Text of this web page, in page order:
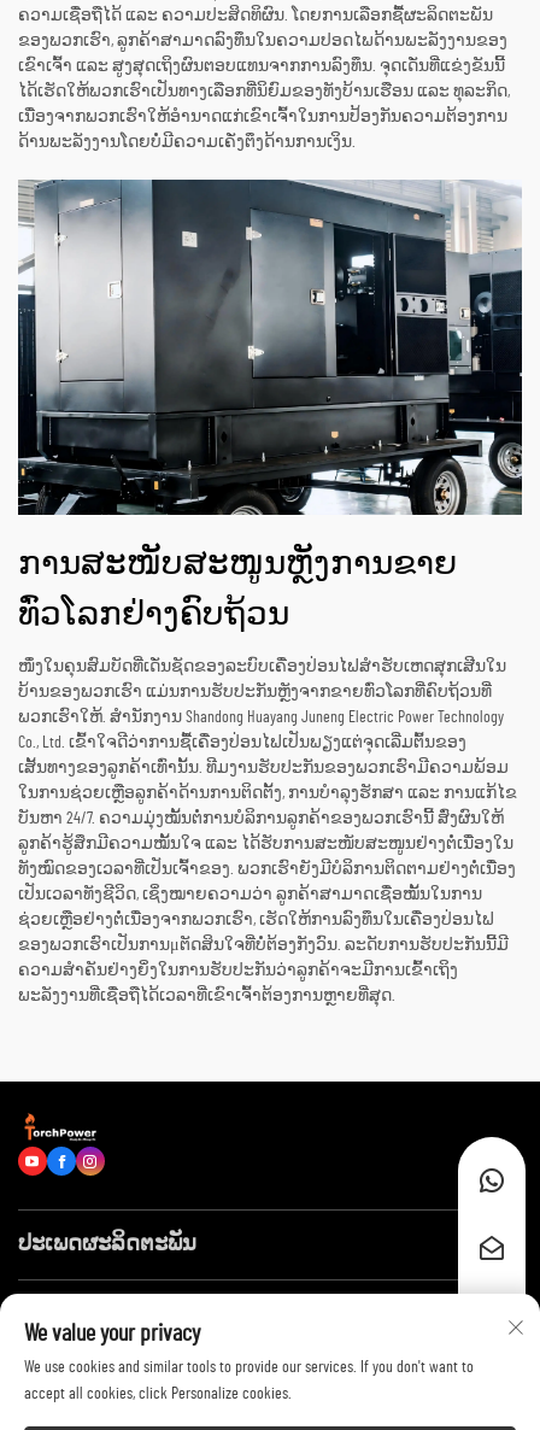
ຄວາມເຊື່ອຖືໄດ້ ແລະ ຄວາມປະສິດທິຜົນ. ໂດຍການເລືອກຊື້ຜະລິດຕະພັນ
ຂອງພວກເຮົາ, ລູກຄ້າສາມາດລົງທຶນໃນຄວາມປອດໄພດ້ານພະລັງງານຂອງ
ເຂົາເຈົ້າ ແລະ ສູງສຸດເຖິງຜົນຕອບແທນຈາກການລົງທຶນ. ຈຸດເດັ່ນທີ່ແຂ່ງຂັນນີ້
ໄດ້ເຮັດໃຫ້ພວກເຮົາເປັນທາງເລືອກທີ່ນິຍົມຂອງທັງບ້ານເຮືອນ ແລະ ທຸລະກິດ,
ເນື່ອງຈາກພວກເຮົາໃຫ້ອຳນາດແກ່ເຂົາເຈົ້າໃນການປ້ອງກັນຄວາມຕ້ອງການ
ດ້ານພະລັງງານໂດຍບໍ່ມີຄວາມເຄັ່ງຕຶງດ້ານການເງິນ.
ການສະໜັບສະໜູນຫຼັງການຂາຍ
ທົ່ວໂລກຢ່າງຄົບຖ້ວນ
ໜຶ່ງໃນຄຸນສົມບັດທີ່ເດັ່ນຊັດຂອງລະບົບເຄື່ອງປ່ອນໄຟສຳຮັບເຫດສຸກເສີນໃນ
ບ້ານຂອງພວກເຮົາ ແມ່ນການຮັບປະກັນຫຼັງຈາກຂາຍທົ່ວໂລກທີ່ຄົບຖ້ວນທີ່
ພວກເຮົາໃຫ້. ສຳນັກງານ Shandong Huayang Juneng Electric Power Technology
Co., Ltd. ເຂົ້າໃຈດີວ່າການຊື້ເຄື່ອງປ່ອນໄຟເປັນພຽງແຕ່ຈຸດເລີ່ມຕົ້ນຂອງ
ເສັ້ນທາງຂອງລູກຄ້າເທົ່ານັ້ນ. ທີມງານຮັບປະກັນຂອງພວກເຮົາມີຄວາມພ້ອມ
ໃນການຊ່ວຍເຫຼືອລູກຄ້າດ້ານການຕິດຕັ້ງ, ການບໍາລຸງຮັກສາ ແລະ ການແກ້ໄຂ
ບັນຫາ 24/7. ຄວາມມຸ່ງໝັ້ນຕໍ່ການບໍລິການລູກຄ້າຂອງພວກເຮົານີ້ ສົ່ງຜົນໃຫ້
ລູກຄ້າຮູ້ສຶກມີຄວາມໝັ້ນໃຈ ແລະ ໄດ້ຮັບການສະໜັບສະໜູນຢ່າງຕໍ່ເນື່ອງໃນ
ທັງໝົດຂອງເວລາທີ່ເປັນເຈົ້າຂອງ. ພວກເຮົາຍັງມີບໍລິການຕິດຕາມຢ່າງຕໍ່ເນື່ອງ
ເປັນເວລາທັງຊີວິດ, ເຊິ່ງໝາຍຄວາມວ່າ ລູກຄ້າສາມາດເຊື່ອໝັ້ນໃນການ
ຊ່ວຍເຫຼືອຢ່າງຕໍ່ເນື່ອງຈາກພວກເຮົາ, ເຮັດໃຫ້ການລົງທຶນໃນເຄື່ອງປ່ອນໄຟ
ຂອງພວກເຮົາເປັນການμຕັດສິນໃຈທີ່ບໍ່ຕ້ອງກັງວົນ. ລະດັບການຮັບປະກັນນີ້ມີ
ຄວາມສຳຄັນຢ່າງຍິ່ງໃນການຮັບປະກັນວ່າລູກຄ້າຈະມີການເຂົ້າເຖິງ
ພະລັງງານທີ່ເຊື່ອຖືໄດ້ເວລາທີ່ເຂົາເຈົ້າຕ້ອງການຫຼາຍທີ່ສຸດ.
ປະເພດຜະລິດຕະພັນ
ຕິດຕໍ່ພວກເຮົາ
We value your privacy
We use cookies and similar tools to provide our services. If you don't want to
accept all cookies, click Personalize cookies.